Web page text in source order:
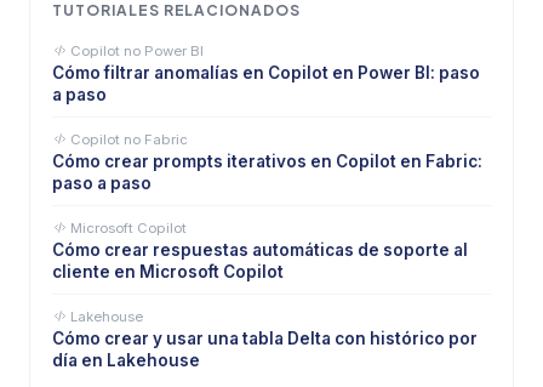
TUTORIALES RELACIONADOS
Copilot no Power BI
Cómo filtrar anomalías en Copilot en Power BI: paso
a paso
Copilot no Fabric
Cómo crear prompts iterativos en Copilot en Fabric:
paso a paso
Microsoft Copilot
Cómo crear respuestas automáticas de soporte al
cliente en Microsoft Copilot
Lakehouse
Cómo crear y usar una tabla Delta con histórico por
día en Lakehouse